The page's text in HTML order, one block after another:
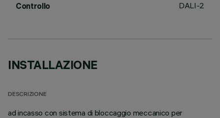
Controllo DALI-2
INSTALLAZIONE
DESCRIZIONE
ad incasso con sistema di bloccaggio meccanico per